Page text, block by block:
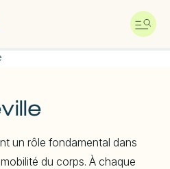
un rôle fondamental dans
du corps. À chaque